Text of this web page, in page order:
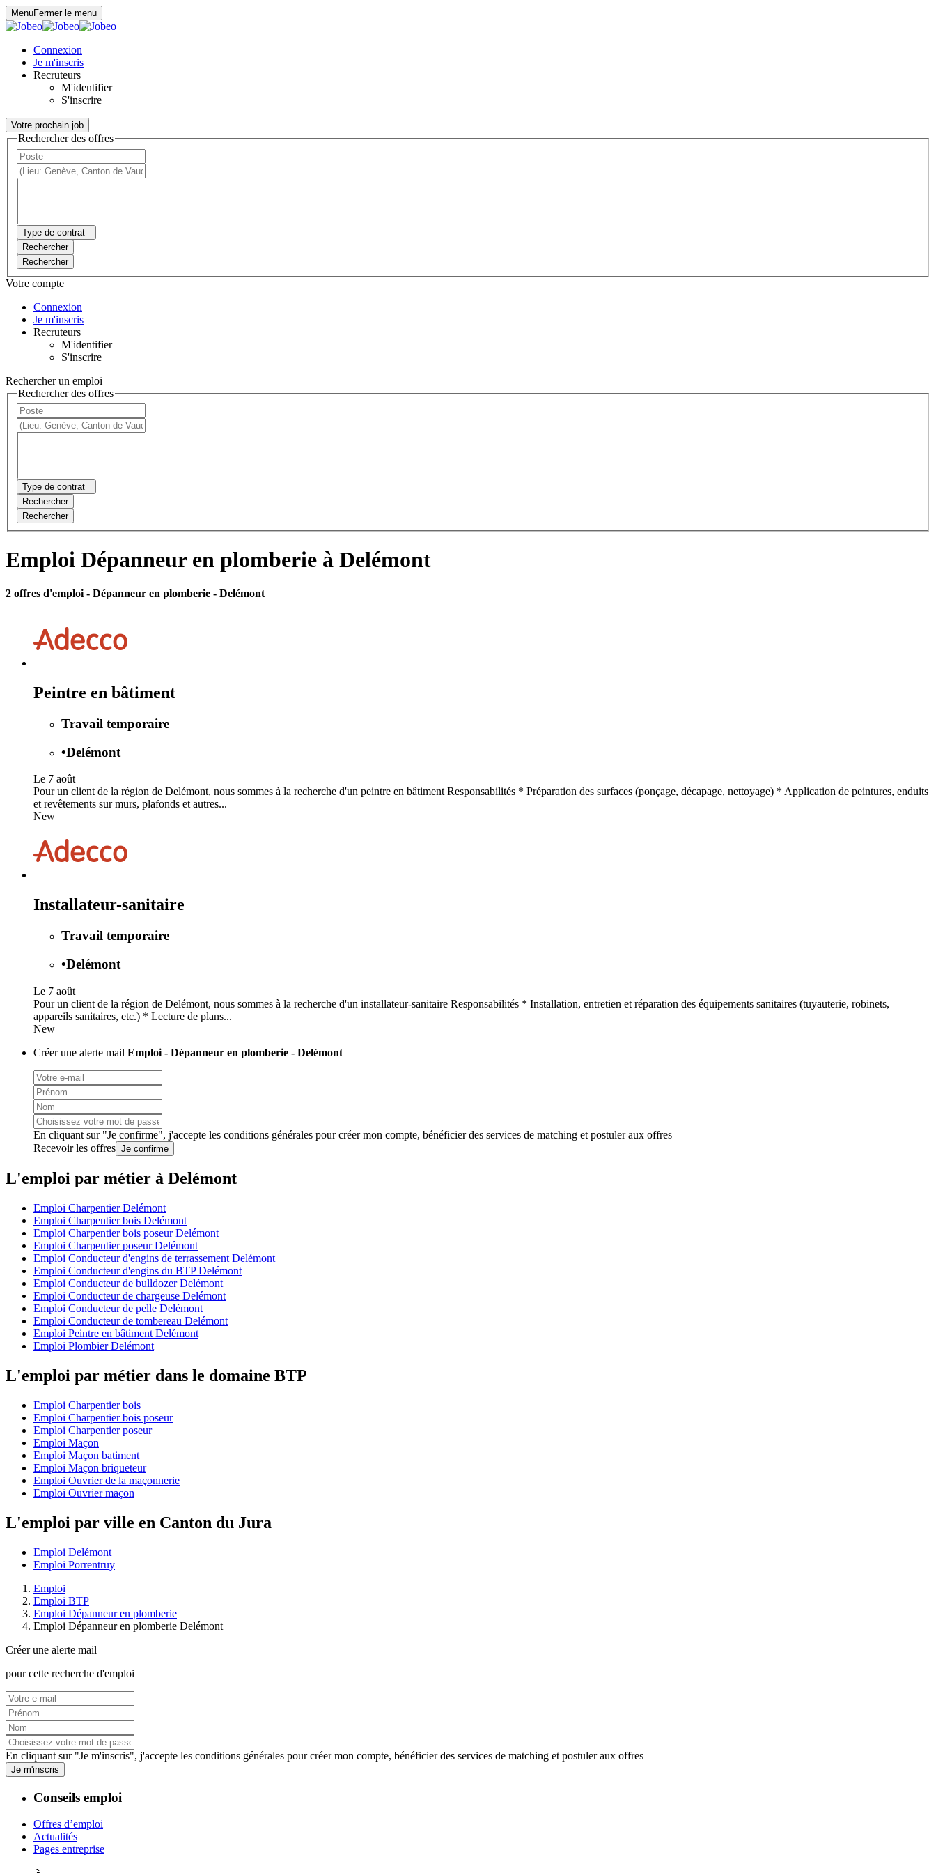
MenuFermer le menu
Connexion
Je m'inscris
Recruteurs
M'identifier
S'inscrire
Votre prochain job
Rechercher des offres
Type de contrat
Rechercher
Rechercher
Votre compte
Connexion
Je m'inscris
Recruteurs
M'identifier
S'inscrire
Rechercher un emploi
Rechercher des offres
Type de contrat
Rechercher
Rechercher
Emploi Dépanneur en plomberie à Delémont
2 offres d'emploi - Dépanneur en plomberie - Delémont
Peintre en bâtiment
Travail temporaire
•Delémont
Le 7 août
Pour un client de la région de Delémont, nous sommes à la recherche d'un peintre en bâtiment Responsabilités * Préparation des surfaces (ponçage, décapage, nettoyage) * Application de peintures, enduits
et revêtements sur murs, plafonds et autres...
New
Installateur-sanitaire
Travail temporaire
•Delémont
Le 7 août
Pour un client de la région de Delémont, nous sommes à la recherche d'un installateur-sanitaire Responsabilités * Installation, entretien et réparation des équipements sanitaires (tuyauterie, robinets,
appareils sanitaires, etc.) * Lecture de plans...
New
Créer une alerte mail Emploi - Dépanneur en plomberie - Delémont
En cliquant sur "Je confirme", j'accepte les conditions générales pour créer mon compte, bénéficier des services de matching et postuler aux offres
Recevoir les offres Je confirme
L'emploi par métier à Delémont
Emploi Charpentier Delémont
Emploi Charpentier bois Delémont
Emploi Charpentier bois poseur Delémont
Emploi Charpentier poseur Delémont
Emploi Conducteur d'engins de terrassement Delémont
Emploi Conducteur d'engins du BTP Delémont
Emploi Conducteur de bulldozer Delémont
Emploi Conducteur de chargeuse Delémont
Emploi Conducteur de pelle Delémont
Emploi Conducteur de tombereau Delémont
Emploi Peintre en bâtiment Delémont
Emploi Plombier Delémont
L'emploi par métier dans le domaine BTP
Emploi Charpentier bois
Emploi Charpentier bois poseur
Emploi Charpentier poseur
Emploi Maçon
Emploi Maçon batiment
Emploi Maçon briqueteur
Emploi Ouvrier de la maçonnerie
Emploi Ouvrier maçon
L'emploi par ville en Canton du Jura
Emploi Delémont
Emploi Porrentruy
Emploi
Emploi BTP
Emploi Dépanneur en plomberie
Emploi Dépanneur en plomberie Delémont
Créer une alerte mail
pour cette recherche d'emploi
En cliquant sur "Je m'inscris", j'accepte les conditions générales pour créer mon compte, bénéficier des services de matching et postuler aux offres
Je m'inscris
Conseils emploi
Offres d’emploi
Actualités
Pages entreprise
Panneau de gestion des cookies